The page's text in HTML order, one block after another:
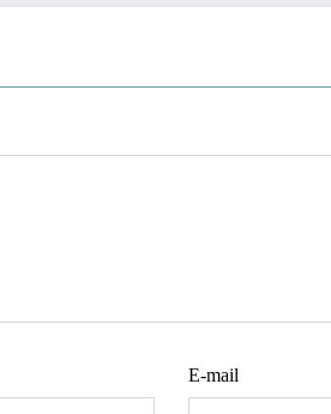
E-mail